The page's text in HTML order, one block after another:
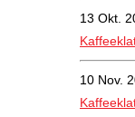
13 Okt.
10 Nov.